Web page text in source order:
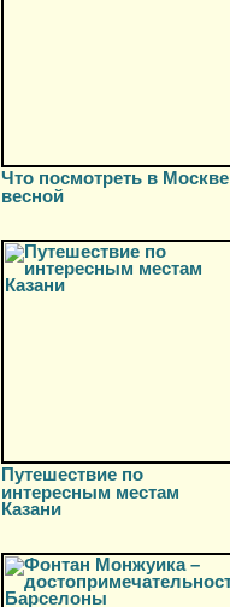
Что посмотреть в Москве
весной
Путешествие по
интересным местам
Казани